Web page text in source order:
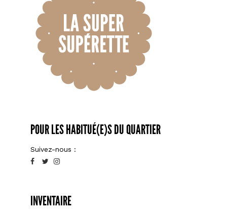
POUR LES HABITUÉ(E)S DU QUARTIER
Suivez-nous :
INVENTAIRE